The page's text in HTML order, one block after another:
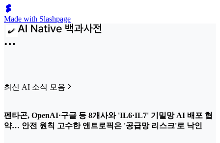
Made with Slashpage
최신 AI 소식 모음
펜타곤, OpenAI·구글 등 8개사와 'IL6·IL7' 기밀망 AI 배포 협
약… 안전 원칙 고수한 앤트로픽은 '공급망 리스크'로 낙인